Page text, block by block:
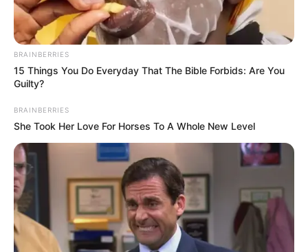
LÍDER SOCIAL BOGOTÁ ENGATIVÁ
MANTÉNGASE EN ALERTA
favor, active las notificaciones de Alerta.
ACTIVAR AHORA
TEMAS DESTACADOS
BRAINBERRIES
15 Things You Do Everyday That The Bible Forbids: Are You
Guilty?
BRAINBERRIES
She Took Her Love For Horses To A Whole New Level